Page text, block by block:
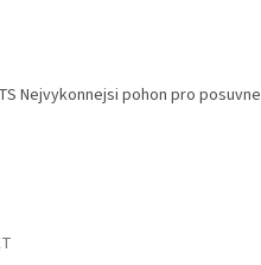
Nejvykonnejsi pohon pro posuvne